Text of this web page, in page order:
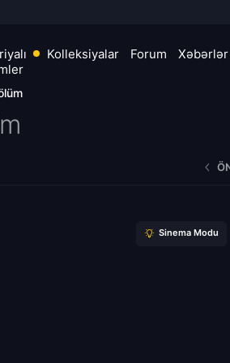
Kolleksiyalar Forum Xəbərlər
Sinema Modu